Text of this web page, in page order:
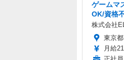
ゲームマ
OK/資格
株式会社
東京都
月給